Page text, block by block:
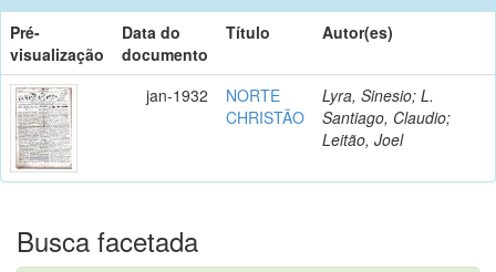
Pré-
visualização
Data do
documento
Título Autor(es)
jan-1932
NORTE
CHRISTÃO
Lyra, Sinesio; L.
Santiago, Claudio;
Leitão, Joel
Busca facetada